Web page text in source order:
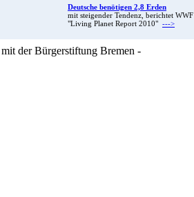
Deutsche benötigen 2,8 Erden
mit steigender Tendenz, berichtet WWF
"Living Planet Report 2010" --->
der Bürgerstiftung Bremen -